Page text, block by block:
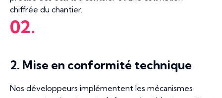
chiffrée du chantier.
02.
2. Mise en conformité technique
Nos développeurs implémentent les mécanismes